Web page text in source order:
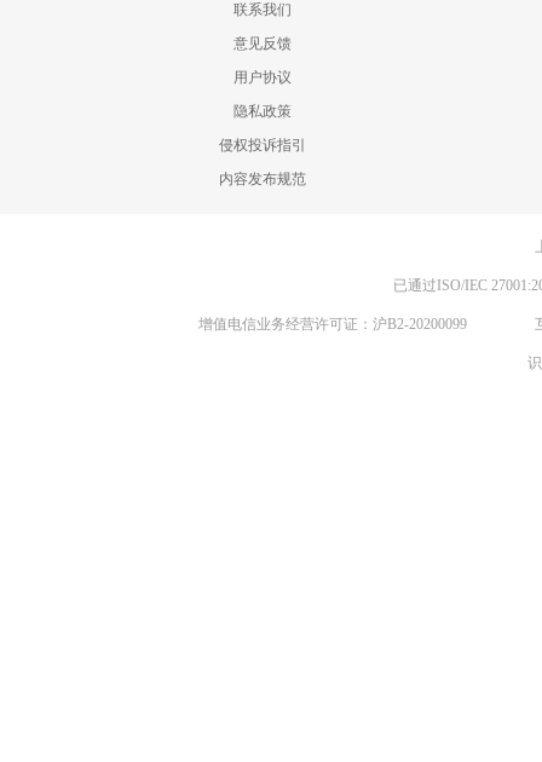
联系我们
意见反馈
用户协议
隐私政策
侵权投诉指引
内容发布规范
已通过ISO/IEC
增值电信业务经营许可证：沪B2-20200099